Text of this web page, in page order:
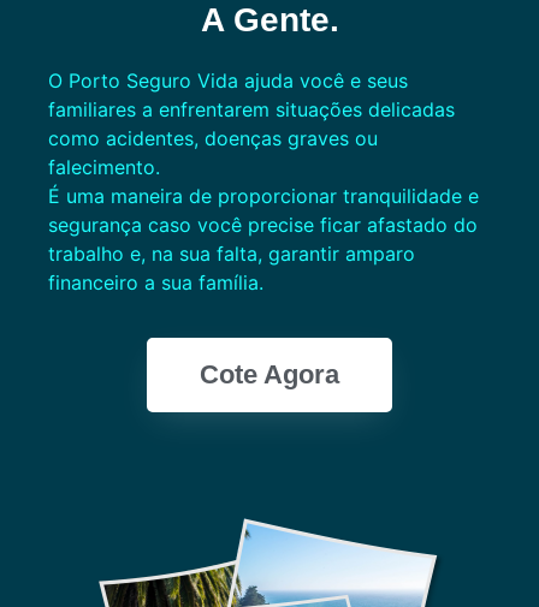
A Gente.
O Porto Seguro Vida ajuda você e seus
familiares a enfrentarem situações delicadas
como acidentes, doenças graves ou
falecimento.
É uma maneira de proporcionar tranquilidade e
segurança caso você precise ficar afastado do
trabalho e, na sua falta, garantir amparo
financeiro a sua família.
Cote Agora